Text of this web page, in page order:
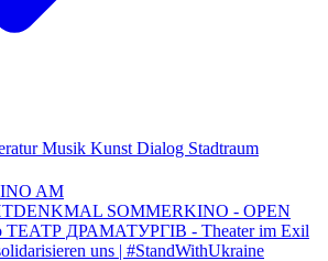
Musik Kunst Dialog Stadtraum
AM
SOMMERKINO - OPEN
ТЕАТР ДРАМАТУРГІВ - Theater im Exil
uns | #StandWithUkraine